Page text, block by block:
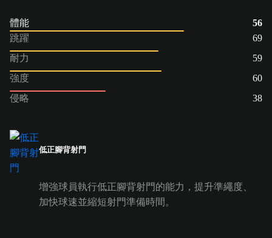
體能
56
跳躍
69
耐力
59
強度
60
侵略
38
低正腳背射門
增強球員執行低正腳背射門的能力，提升準繩度、
加快球速並縮短射門準備時間。